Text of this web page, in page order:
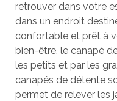
retrouver dans votre
dans un endroit
confortable et prêt à
bien-être, le canapé
les petits et par les
canapés de détente
permet de relever les